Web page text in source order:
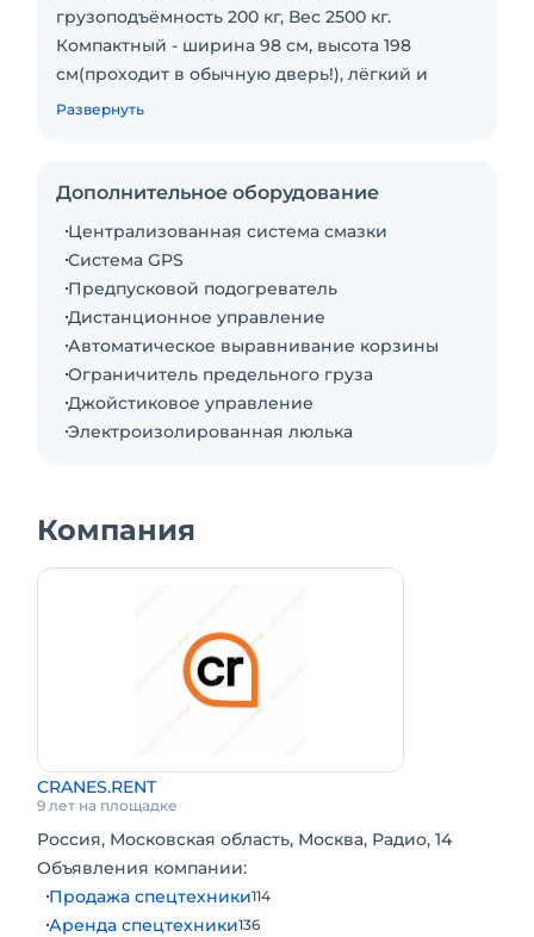
грузоподъёмность 200 кг, Вес 2500 кг.
Компактный - ширина 98 см, высота 198
см(проходит в обычную дверь!), лёгкий и
манёвренный, резиновые гусеницы,
и концертных залов! Подъемник в отличном
документы Ростехнадзора! Подача в день
Развернуть
Дополнительное оборудование
Централизованная система смазки
Система GPS
Предпусковой подогреватель
Дистанционное управление
Автоматическое выравнивание корзины
Ограничитель предельного груза
Джойстиковое управление
Электроизолированная люлька
Компания
CRANES.RENT
9 лет на площадке
Россия, Московская область, Москва, Радио, 14
Объявления компании:
Продажа спецтехники114
Аренда спецтехники136